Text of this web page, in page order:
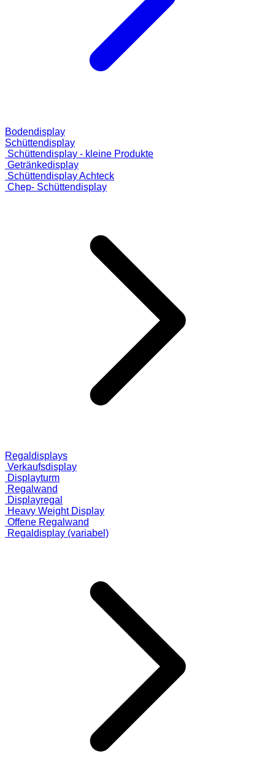
Bodendisplay
Schüttendisplay
Schüttendisplay - kleine Produkte
Getränkedisplay
Schüttendisplay Achteck
Chep- Schüttendisplay
Regaldisplays
Verkaufsdisplay
Displayturm
Regalwand
Displayregal
Heavy Weight Display
Offene Regalwand
Regaldisplay (variabel)